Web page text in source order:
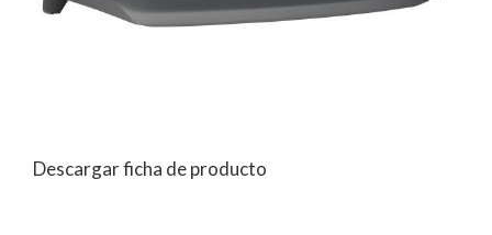
Descargar ficha de producto